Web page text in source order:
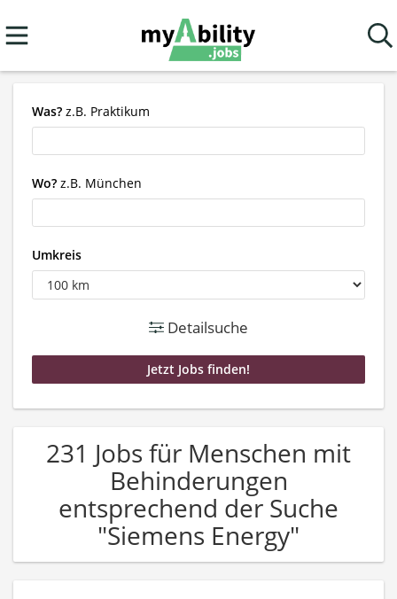
Was? z.B. Praktikum
Wo? z.B. München
Umkreis
Detailsuche
231 Jobs für Menschen mit
Behinderungen
entsprechend der Suche
"Siemens Energy"